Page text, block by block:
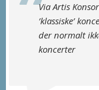
Via Artis
’klassiske’
der normalt
koncerter